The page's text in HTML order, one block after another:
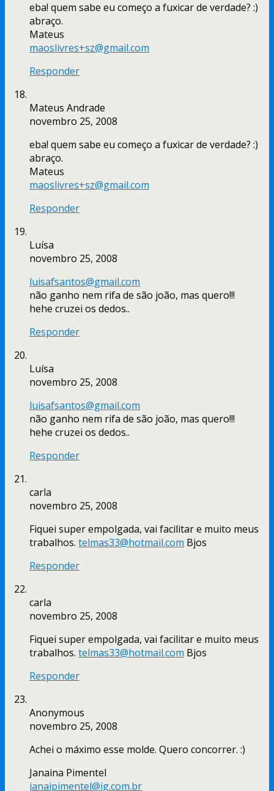
eba! quem sabe eu começo a fuxicar de verdade? :)
abraço.
Mateus
maoslivres+sz@gmail.com
Responder
Mateus Andrade
novembro 25, 2008
eba! quem sabe eu começo a fuxicar de verdade? :)
abraço.
Mateus
maoslivres+sz@gmail.com
Responder
Luísa
novembro 25, 2008
luisafsantos@gmail.com
não ganho nem rifa de são joão, mas quero!!!
hehe cruzei os dedos..
Responder
Luísa
novembro 25, 2008
luisafsantos@gmail.com
não ganho nem rifa de são joão, mas quero!!!
hehe cruzei os dedos..
Responder
carla
novembro 25, 2008
Fiquei super empolgada, vai facilitar e muito meus
trabalhos. telmas33@hotmail.com Bjos
Responder
carla
novembro 25, 2008
Fiquei super empolgada, vai facilitar e muito meus
trabalhos. telmas33@hotmail.com Bjos
Responder
Anonymous
novembro 25, 2008
Achei o máximo esse molde. Quero concorrer. :)
Janaina Pimentel
janaipimentel@ig.com.br